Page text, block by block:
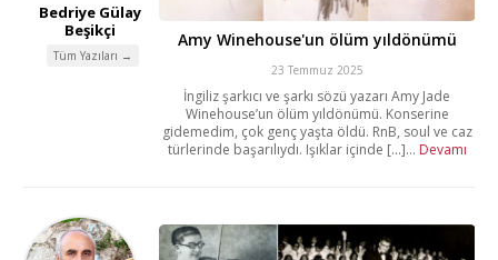
Bedriye Gülay
Beşikçi
Tüm Yazıları →
Amy Winehouse'un ölüm yıldönümü
23 Temmuz 2025
İngiliz şarkıcı ve şarkı sözü yazarı Amy Jade
Winehouse’un ölüm yıldönümü. Konserine
gidemedim, çok genç yaşta öldü. RnB, soul ve caz
türlerinde başarılıydı. Işıklar içinde [...]... Devamı